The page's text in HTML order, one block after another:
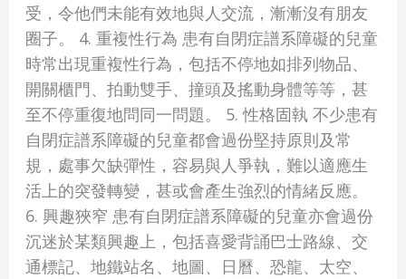
受，令他們未能有效地與人交流，漸漸沒有朋友
圈子。 4. 重複性行為 患有自閉症譜系障礙的兒童
時常出現重複性行為，包括不停地如排列物品、
開關櫃門、拍動雙手、撞頭及搖動身體等等，甚
至不停重復地問同一問題。 5. 性格固執 不少患有
自閉症譜系障礙的兒童都會過份堅持原則及常
規，處事欠缺彈性，容易與人爭執，難以適應生
活上的突發轉變，甚或會產生強烈的情緒反應。
6. 興趣狹窄 患有自閉症譜系障礙的兒童亦會過份
沉迷於某類興趣上，包括喜愛背誦巴士路線、交
通標記、地鐵站名、地圖、日曆、恐龍、太空、